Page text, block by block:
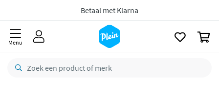
8,8/10Goed
CO2 neutraal
Menu